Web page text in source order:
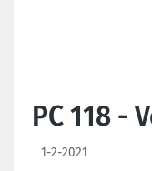
PC 118 -
1-2-2021